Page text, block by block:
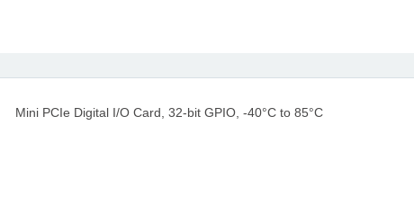
Mini PCIe Digital I/O Card, 32-bit GPIO, -40°C to 85°C